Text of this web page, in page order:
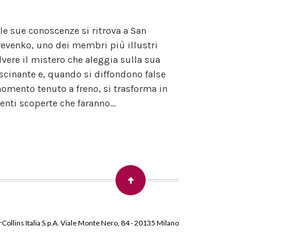
sue conoscenze si ritrova a San
uno dei membri più illustri
il mistero che aleggia sulla sua
e, quando si diffondono false
tenuto a freno, si trasforma in
scoperte che faranno...
Italia S.p.A. Viale Monte Nero, 84 - 20135 Milano